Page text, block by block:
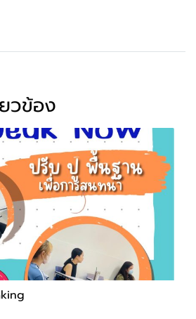
วข้อง